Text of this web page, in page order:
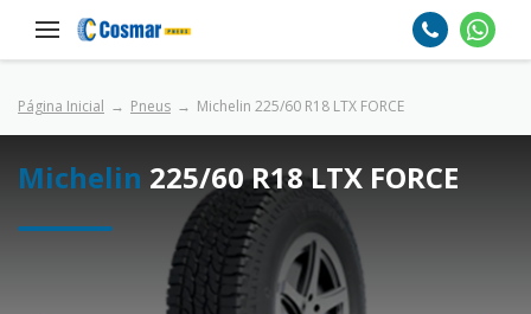
Página Inicial Pneus Michelin 225/60 R18 LTX FORCE
Michelin 225/60 R18 LTX FORCE